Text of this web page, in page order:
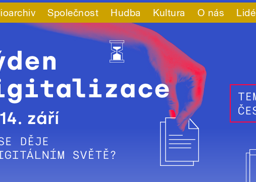
Společnost Hudba Kultura O nás Lidé